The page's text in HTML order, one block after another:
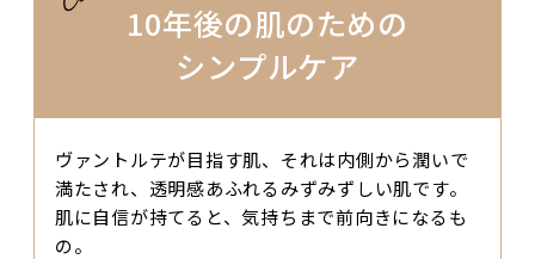
10年後の肌のための
シンプルケア
ヴァントルテが目指す肌、それは内側から潤いで
満たされ、透明感あふれるみずみずしい肌です。
肌に自信が持てると、気持ちまで前向きになるも
の。